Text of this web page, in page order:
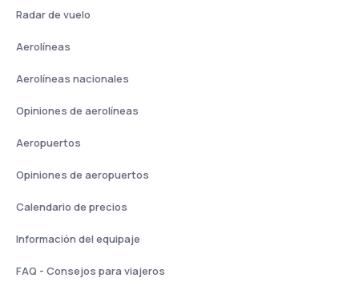
Radar de vuelo
Aerolíneas
Aerolíneas nacionales
Opiniones de aerolíneas
Aeropuertos
Opiniones de aeropuertos
Calendario de precios
Información del equipaje
FAQ - Consejos para viajeros